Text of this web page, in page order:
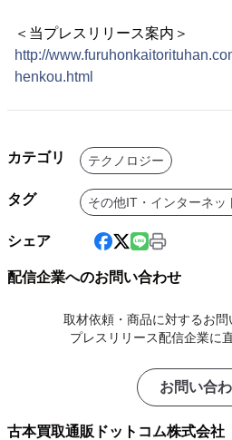
＜当プレスリリース案内＞
http://
henkou.html
カテゴリ テクノロジー
タグ その他IT・インターネッ
シェア
配信企業へのお問い合わせ
取材依頼・商品に対するお問
プレスリリース配信企業に
お問い合
古本買取通販ドットコム株式会社